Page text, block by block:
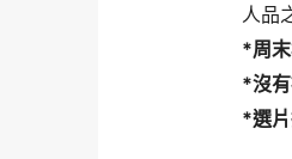
人品
*周
*沒
*選